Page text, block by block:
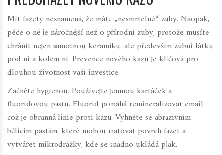
Mít fazety neznamená, že máte „nesmrtelné“ zuby. Naopak,
péče o ně je náročnější než o přírodní zuby, protože musíte
chránit nejen samotnou keramiku, ale především zubní látku
pod ní a kolem ní. Prevence nového kazu je klíčová pro
dlouhou životnost vaší investice.
Začněte hygienou. Používejte jemnou kartáček a
fluoridovou pastu. Fluorid pomáhá remineralizovat email,
což je obranná linie proti kazu. Vyhněte se abrazivním
bělicím pastám, které mohou matovat povrch fazet a
vytvářet mikrodrážky, kde se snadno ukládá plak.